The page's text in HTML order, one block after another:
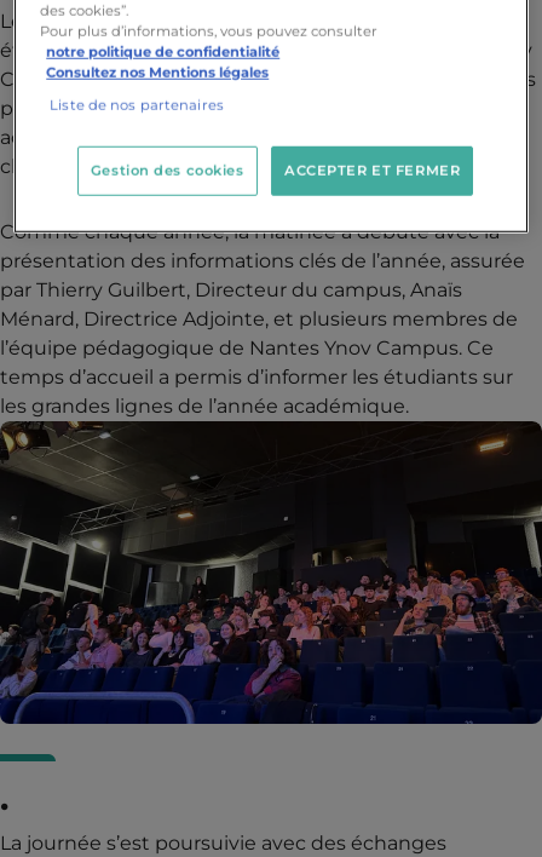
Le mois d’octobre a été marqué par les rentrées des
étudiants de Bachelor 3 et des Mastères à Nantes Ynov
Campus. Les 1er, 7 et 14 octobre, le campus a ouvert ses
portes au Sémaphore pour retrouver les anciens et
accueillir les nouveaux étudiants, dans une ambiance
chaleureuse.
Comme chaque année, la matinée a débuté avec la
présentation des informations clés de l’année, assurée
par Thierry Guilbert, Directeur du campus, Anaïs
Ménard, Directrice Adjointe, et plusieurs membres de
l’équipe pédagogique de Nantes Ynov Campus. Ce
temps d’accueil a permis d’informer les étudiants sur
les grandes lignes de l’année académique.
.
La journée s’est poursuivie avec des échanges
des cookies”.
Pour plus d’informations, vous pouvez consulter
notre politique de confidentialité
Consultez nos Mentions légales
Liste de nos partenaires
ACCEPTER ET FERMER
Gestion des cookies